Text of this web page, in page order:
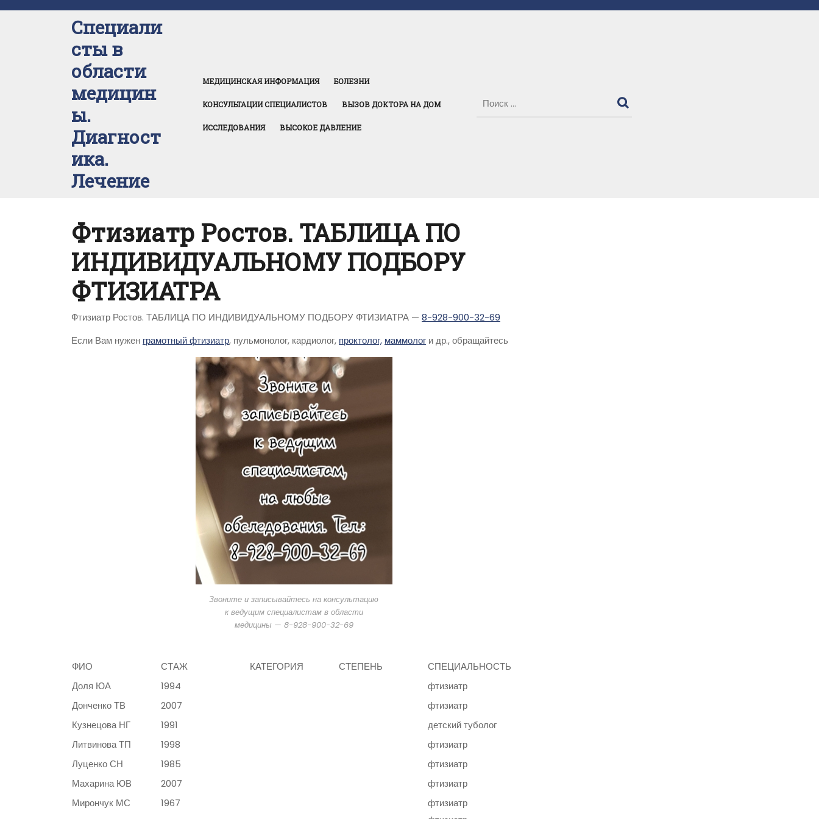
Специали
сты в
области
медицин
ы.
Диагност
ика.
Лечение
МЕДИЦИНСКАЯ ИНФОРМАЦИЯ БОЛЕЗНИ
КОНСУЛЬТАЦИИ СПЕЦИАЛИСТОВ ВЫЗОВ ДОКТОРА НА ДОМ
ИССЛЕДОВАНИЯ ВЫСОКОЕ ДАВЛЕНИЕ
Фтизиатр Ростов. ТАБЛИЦА ПО
ИНДИВИДУАЛЬНОМУ ПОДБОРУ
ФТИЗИАТРА
Фтизиатр Ростов. ТАБЛИЦА ПО ИНДИВИДУАЛЬНОМУ ПОДБОРУ ФТИЗИАТРА — 8-928-900-32-69
Если Вам нужен грамотный фтизиатр, пульмонолог, кардиолог, проктолог, маммолог и др., обращайтесь
Звоните и записывайтесь на консультацию
к ведущим специалистам в области
медицины — 8-928-900-32-69
ФИО СТАЖ КАТЕГОРИЯ СТЕПЕНЬ
СПЕЦИАЛЬНОСТЬ
Доля ЮА
1994
фтизиатр
Донченко ТВ
2007
фтизиатр
Кузнецова НГ
1991
детский туболог
Литвинова ТП
1998
фтизиатр
Луценко СН
1985
фтизиатр
Махарина ЮВ
2007
фтизиатр
Мирончук МС
1967
фтизиатр